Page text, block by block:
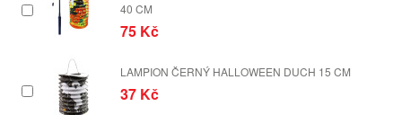
40 CM
75 Kč
LAMPION ČERNÝ HALLOWEEN DUCH 15 CM
37 Kč